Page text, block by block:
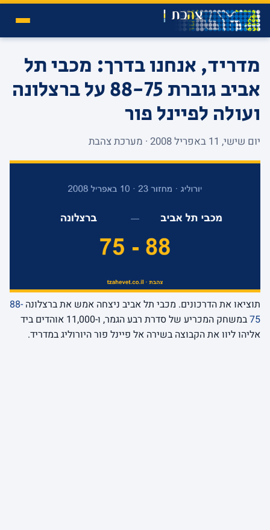
מדריד, אנחנו בדרך: מכבי תל
אביב גוברת 88-75 על ברצלונה
ועולה לפיינל פור
יום שישי, 11 באפריל 2008 · מערכת צהבת
תוציאו את הדרכונים. מכבי תל אביב ניצחה אמש את ברצלונה 88-
75
במשחק המכריע של סדרת רבע הגמר, ו-11,000 אוהדים ביד
אליהו ליוו את הקבוצה בשירה אל פיינל פור היורוליג במדריד.